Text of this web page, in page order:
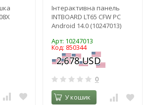
Інтерактивна панель
INTBOARD LT65 CFW PC
Android 14.0 (10247013)
Арт: 10247013
Код: 850344
0
У кошик